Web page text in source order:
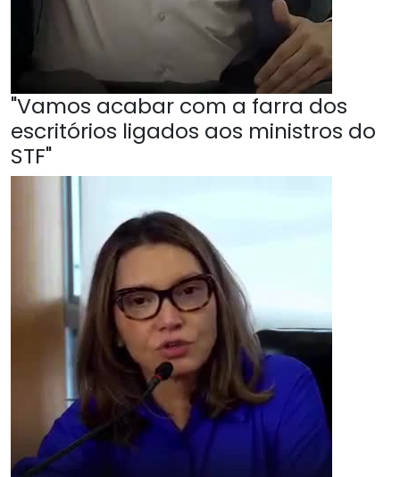
"Vamos acabar com a farra dos
escritórios ligados aos ministros do
STF"